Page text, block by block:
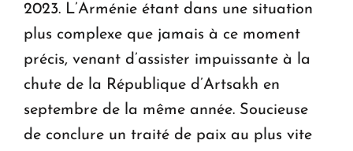
2023. L’Arménie étant dans une situation
plus complexe que jamais à ce moment
précis, venant d’assister impuissante à la
chute de la République d’Artsakh en
septembre de la même année. Soucieuse
de conclure un traité de paix au plus vite